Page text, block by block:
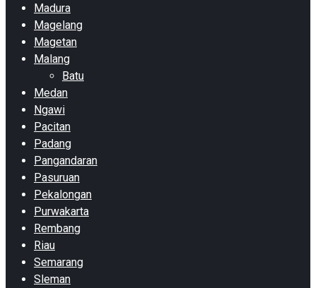
Madura
Magelang
Magetan
Malang
Batu
Medan
Ngawi
Pacitan
Padang
Pangandaran
Pasuruan
Pekalongan
Purwakarta
Rembang
Riau
Semarang
Sleman